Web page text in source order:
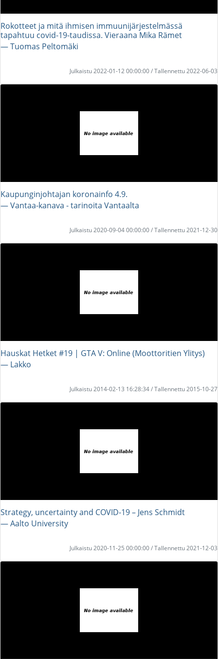
Rokotteet ja mitä ihmisen immuunijärjestelmässä
tapahtuu covid-19-taudissa. Vieraana Mika Rämet
― Tuomas Peltomäki
Julkaistu 2022-01-12 00:00:00 / Tallennettu 2022-06-03
Kaupunginjohtajan koronainfo 4.9.
― Vantaa-kanava - tarinoita Vantaalta
Julkaistu 2020-09-04 00:00:00 / Tallennettu 2021-12-30
Hauskat Hetket #19 | GTA V: Online (Moottoritien Ylitys)
― Lakko
Julkaistu 2014-02-13 16:28:34 / Tallennettu 2015-10-27
Strategy, uncertainty and COVID-19 – Jens Schmidt
― Aalto University
Julkaistu 2020-11-25 00:00:00 / Tallennettu 2021-12-03